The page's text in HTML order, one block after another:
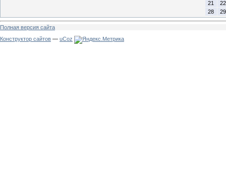
21
22
28
29
Полная версия сайта
Конструктор сайтов — uCoz